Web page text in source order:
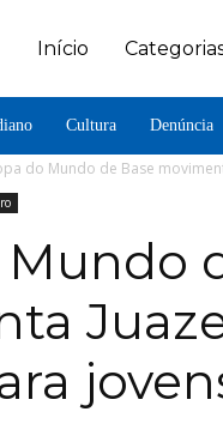
Início
Cultura Denúncia
do Mundo de Base